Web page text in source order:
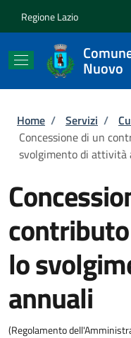
Regione Lazio
Nuovo
Briciole di
Home / Servizi /
Concessione di un
svolgimento di attività
lo
annuali
(Regolamento